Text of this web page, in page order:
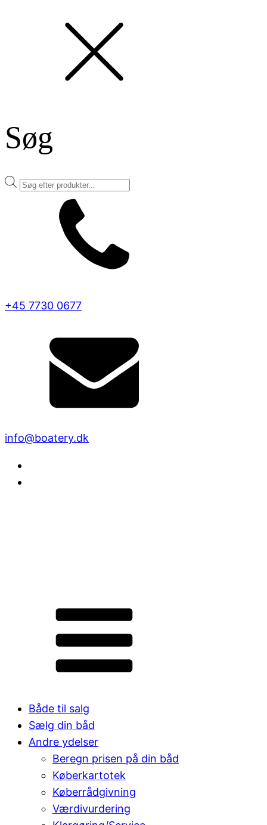
Søg
Products
+45 7730 0677
info@boatery.dk
Både til salg
Sælg din båd
Andre ydelser
Beregn prisen på din båd
Køberkartotek
Køberrådgivning
Værdivurdering